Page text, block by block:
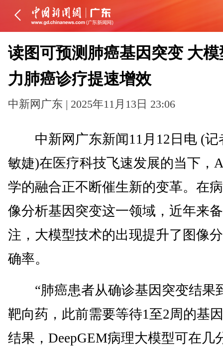
读图可预测肺癌基因突变 大模
力肺癌诊疗提速增效
中新网广东 | 2025年11月13日 23:06
中新网广东新闻11月12日电 (记
敏婕)在医疗科技飞速发展的当下，
学的融合正不断催生新的变革。在
像分析基因突变这一领域，近年来
注，大模型技术的出现提升了图像
确率。
“肺癌患者从确诊基因突变结果
靶向药，此前需要等待1至2周的基
结果，DeepGEM病理大模型可在几